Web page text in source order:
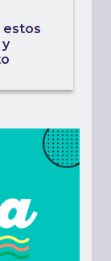
estos